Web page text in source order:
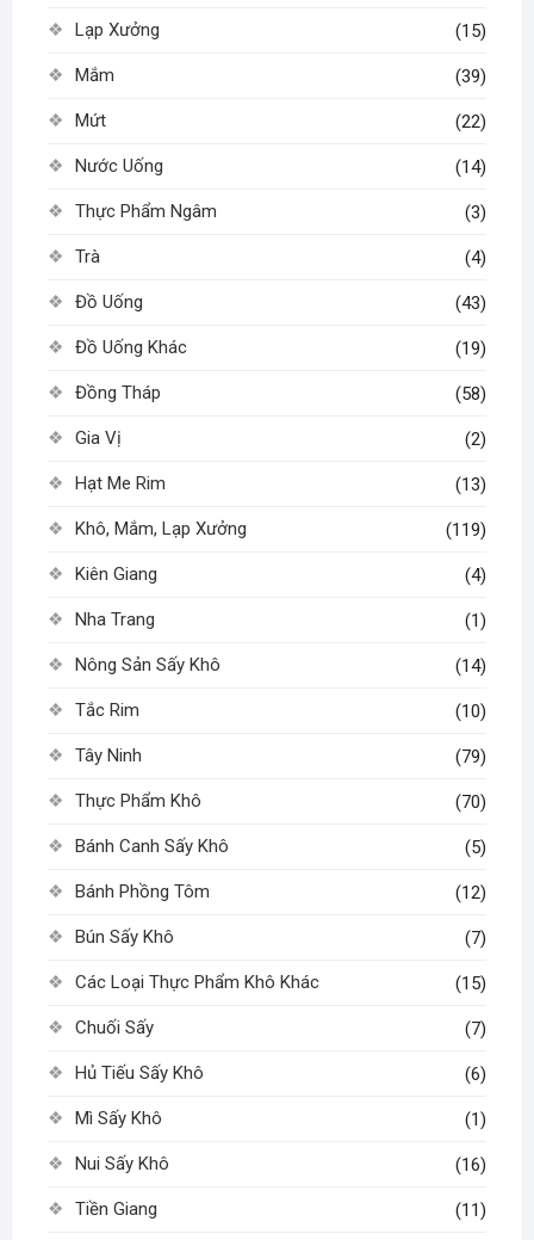
Lạp Xưởng (15)
Mắm (39)
Mứt (22)
Nước Uống (14)
Thực Phẩm Ngâm (3)
Trà (4)
Đồ Uống (43)
Đồ Uống Khác (19)
Đồng Tháp (58)
Gia Vị (2)
Hạt Me Rim (13)
Khô, Mắm, Lạp Xưởng (119)
Kiên Giang (4)
Nha Trang (1)
Nông Sản Sấy Khô (14)
Tắc Rim (10)
Tây Ninh (79)
Thực Phẩm Khô (70)
Bánh Canh Sấy Khô (5)
Bánh Phồng Tôm (12)
Bún Sấy Khô (7)
Các Loại Thực Phẩm Khô Khác (15)
Chuối Sấy (7)
Hủ Tiếu Sấy Khô (6)
Mì Sấy Khô (1)
Nui Sấy Khô (16)
Tiền Giang (11)